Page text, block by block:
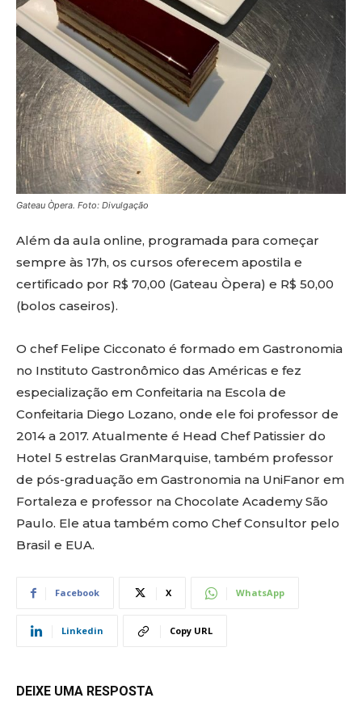
Gateau Òpera. Foto: Divulgação
Além da aula online, programada para começar
sempre às 17h, os cursos oferecem apostila e
certificado por R$ 70,00 (Gateau Òpera) e R$ 50,00
(bolos caseiros).
O chef Felipe Cicconato é formado em Gastronomia
no Instituto Gastronômico das Américas e fez
especialização em Confeitaria na Escola de
Confeitaria Diego Lozano, onde ele foi professor de
2014 a 2017. Atualmente é Head Chef Patissier do
Hotel 5 estrelas GranMarquise, também professor
de pós-graduação em Gastronomia na UniFanor em
Fortaleza e professor na Chocolate Academy São
Paulo. Ele atua também como Chef Consultor pelo
Brasil e EUA.
Facebook X WhatsApp
Linkedin Copy URL
DEIXE UMA RESPOSTA